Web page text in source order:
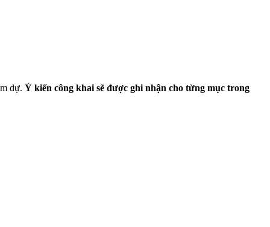
dự. Ý kiến công khai sẽ được ghi nhận cho từng mục trong